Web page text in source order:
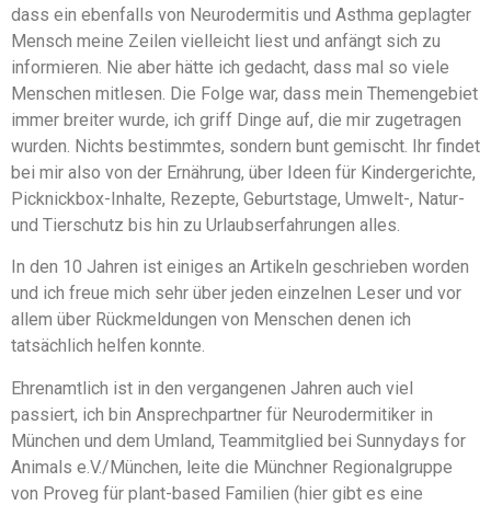
dass ein ebenfalls von Neurodermitis und Asthma geplagter
Mensch meine Zeilen vielleicht liest und anfängt sich zu
informieren. Nie aber hätte ich gedacht, dass mal so viele
Menschen mitlesen. Die Folge war, dass mein Themengebiet
immer breiter wurde, ich griff Dinge auf, die mir zugetragen
wurden. Nichts bestimmtes, sondern bunt gemischt. Ihr findet
bei mir also von der Ernährung, über Ideen für Kindergerichte,
Picknickbox-Inhalte, Rezepte, Geburtstage, Umwelt-, Natur-
und Tierschutz bis hin zu Urlaubserfahrungen alles.
In den 10 Jahren ist einiges an Artikeln geschrieben worden
und ich freue mich sehr über jeden einzelnen Leser und vor
allem über Rückmeldungen von Menschen denen ich
tatsächlich helfen konnte.
Ehrenamtlich ist in den vergangenen Jahren auch viel
passiert, ich bin Ansprechpartner für Neurodermitiker in
München und dem Umland, Teammitglied bei Sunnydays for
Animals e.V./München, leite die Münchner Regionalgruppe
von Proveg für plant-based Familien (hier gibt es eine